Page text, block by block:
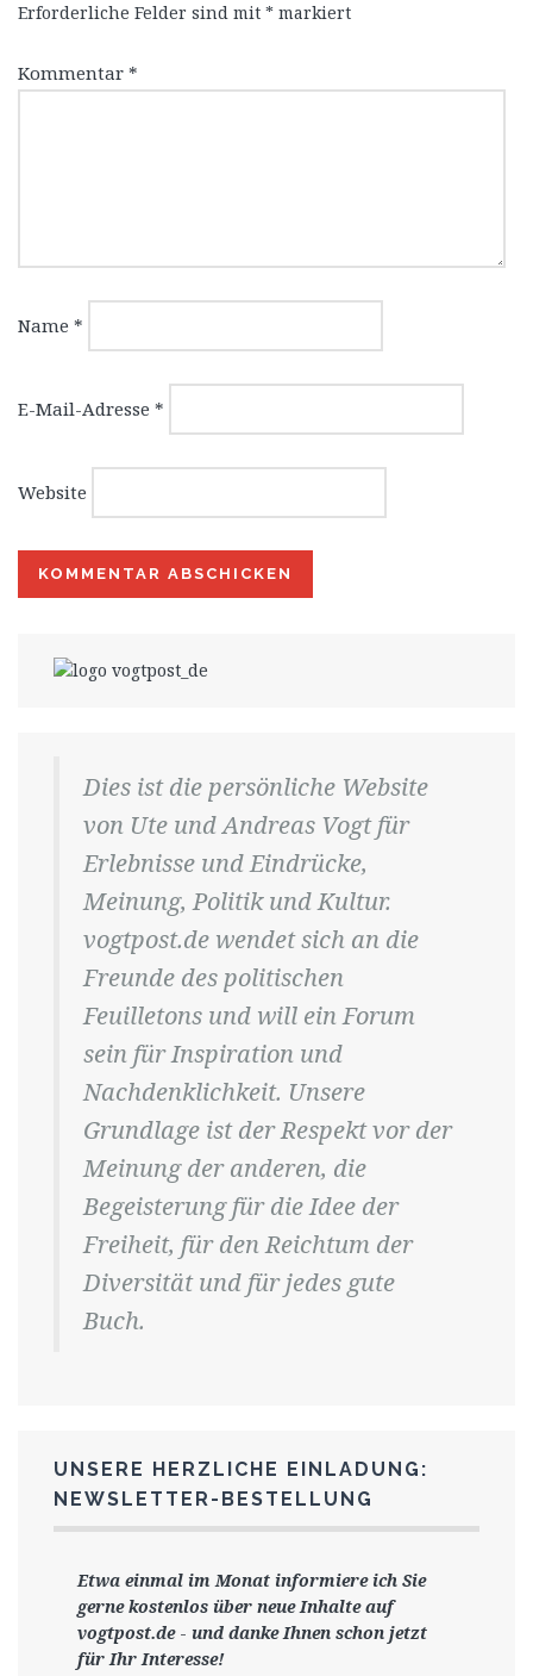
Erforderliche Felder sind mit * markiert
Kommentar *
Name *
E-Mail-Adresse *
Website
Dies ist die persönliche Website
von Ute und Andreas Vogt für
Erlebnisse und Eindrücke,
Meinung, Politik und Kultur.
vogtpost.de wendet sich an die
Freunde des politischen
Feuilletons und will ein Forum
sein für Inspiration und
Nachdenklichkeit. Unsere
Grundlage ist der Respekt vor der
Meinung der anderen, die
Begeisterung für die Idee der
Freiheit, für den Reichtum der
Diversität und für jedes gute
Buch.
UNSERE HERZLICHE EINLADUNG:
NEWSLETTER-BESTELLUNG
Etwa einmal im Monat informiere ich Sie
gernekostenlos über neue Inhalte auf
vogtpost.de- und danke Ihnen schon jetzt
für Ihr Interesse!